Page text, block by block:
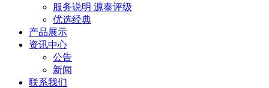
服务说明 源泰评级
优选经典
产品展示
资讯中心
公告
新闻
联系我们